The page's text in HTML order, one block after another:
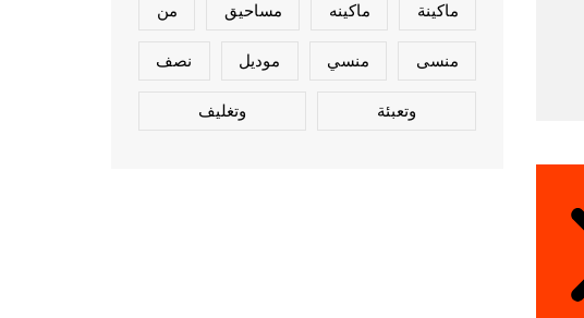
ماكينة ماكينه مساحيق من
منسى منسي موديل نصف
وتعبئة وتغليف